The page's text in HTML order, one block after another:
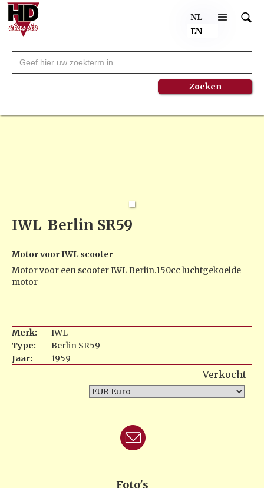
NL
EN
IWL Berlin SR59
Motor voor IWL scooter
Motor voor een scooter IWL Berlin.150cc luchtgekoelde
motor
Merk:
IWL
Type:
Berlin SR59
Jaar:
1959
Verkocht
Foto's